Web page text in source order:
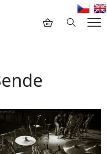
Hledání